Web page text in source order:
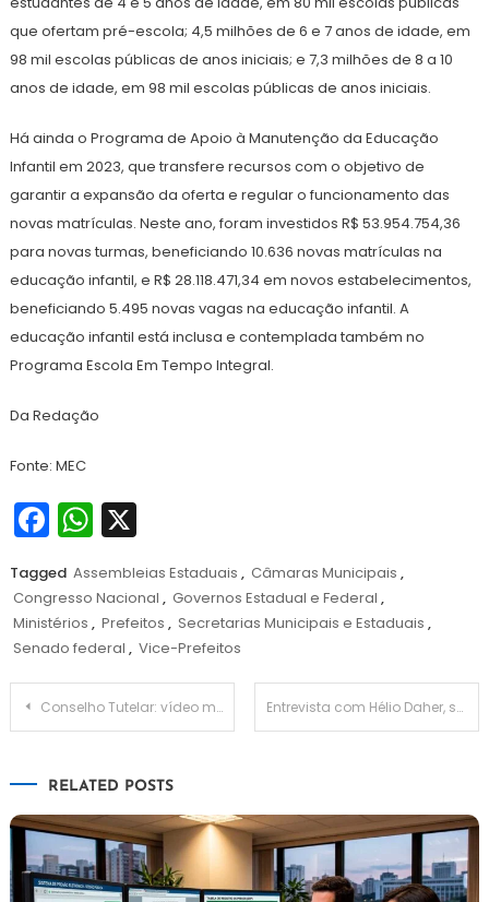
que ofertam pré-escola; 4,5 milhões de 6 e 7 anos de idade, em
98 mil escolas públicas de anos iniciais; e 7,3 milhões de 8 a 10
anos de idade, em 98 mil escolas públicas de anos iniciais.
Há ainda o Programa de Apoio à Manutenção da Educação
Infantil em 2023, que transfere recursos com o objetivo de
garantir a expansão da oferta e regular o funcionamento das
novas matrículas. Neste ano, foram investidos R$ 53.954.754,36
para novas turmas, beneficiando 10.636 novas matrículas na
educação infantil, e R$ 28.118.471,34 em novos estabelecimentos,
beneficiando 5.495 novas vagas na educação infantil. A
educação infantil está inclusa e contemplada também no
Programa Escola Em Tempo Integral.
Da Redação
Fonte: MEC
Facebook
WhatsApp
X
Tagged Assembleias Estaduais , Câmaras Municipais ,
Congresso Nacional , Governos Estadual e Federal ,
Ministérios , Prefeitos , Secretarias Municipais e Estaduais ,
Senado federal , Vice-Prefeitos
Navegação
Conselho Tutelar: vídeo mostra distribuição de folhetos dentro da Universal e formação de chapa Entrevista com Hélio Daher, secretário de estado de Educação do Mato Grosso do Sul
RELATED POSTS